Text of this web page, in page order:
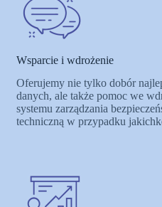
Wsparcie i wdrożenie
Oferujemy nie tylko dobór
danych, ale także pomoc we
systemu zarządzania
techniczną w przypadku